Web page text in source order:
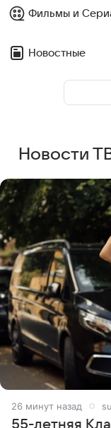
Фильмы и
Новостные
Новости
26 минут назад
55-летняя